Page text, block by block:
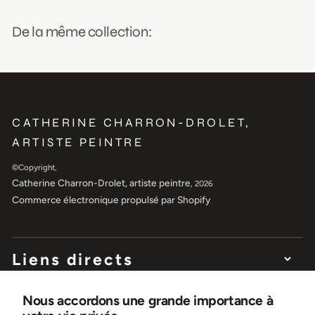
Nous accordons une grande importance à
De la même collection:
CATHERINE CHARRON-DROLET,
ARTISTE PEINTRE
©Copyright,
Catherine Charron-Drolet, artiste peintre, 2026
Commerce électronique propulsé par Shopify
Liens directs